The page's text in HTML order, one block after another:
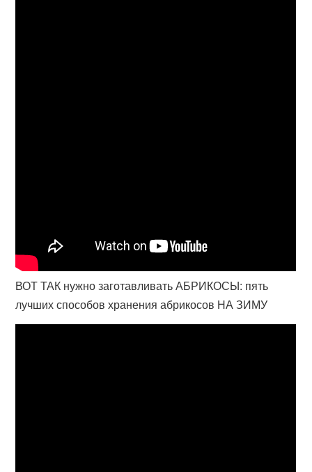
ВОТ ТАК нужно заготавливать АБРИКОСЫ: пять
лучших способов хранения абрикосов НА ЗИМУ